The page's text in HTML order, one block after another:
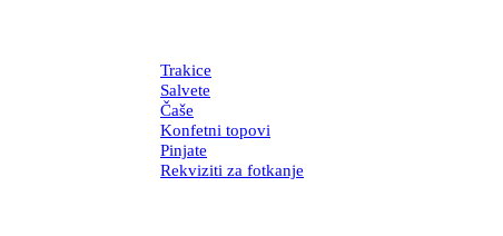
Trakice
Salvete
Čaše
Konfetni topovi
Pinjate
Rekviziti za fotkanje